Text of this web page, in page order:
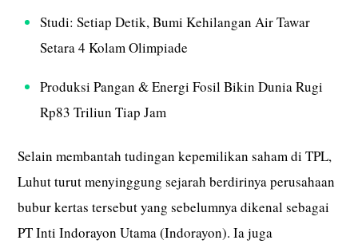
Studi: Setiap Detik, Bumi Kehilangan Air Tawar
Setara 4 Kolam Olimpiade
Produksi Pangan & Energi Fosil Bikin Dunia Rugi
Rp83 Triliun Tiap Jam
Selain membantah tudingan kepemilikan saham di TPL,
Luhut turut menyinggung sejarah berdirinya perusahaan
bubur kertas tersebut yang sebelumnya dikenal sebagai
PT Inti Indorayon Utama (Indorayon). Ia juga